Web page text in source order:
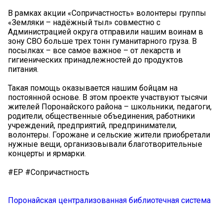
В рамках акции «Сопричастность» волонтеры группы
«Земляки – надёжный тыл» совместно с
Администрацией округа отправили нашим воинам в
зону СВО больше трех тонн гуманитарного груза. В
посылках – все самое важное – от лекарств и
гигиенических принадлежностей до продуктов
питания.
Такая помощь оказывается нашим бойцам на
постоянной основе. В этом проекте участвуют тысячи
жителей Поронайского района – школьники, педагоги,
родители, общественные объединения, работники
учреждений, предприятий, предприниматели,
волонтеры. Горожане и сельские жители приобретали
нужные вещи, организовывали благотворительные
концерты и ярмарки.
#ЕР #Сопричастность
Поронайская централизованная библиотечная система